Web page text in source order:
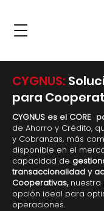
CYGNUS:
para
CYGNUS es el CORE
de Ahorro y Crédito,
y Cobranzas, más
disponible en el
capacidad de
transaccionalidad y
Cooperativas,nuestra
opción ideal para
operaciones.